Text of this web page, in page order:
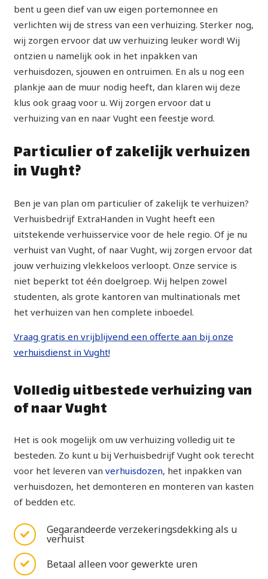
bent u geen dief van uw eigen portemonnee en
verlichten wij de stress van een verhuizing. Sterker nog,
wij zorgen ervoor dat uw verhuizing leuker word! Wij
ontzien u namelijk ook in het inpakken van
verhuisdozen, sjouwen en ontruimen. En als u nog een
plankje aan de muur nodig heeft, dan klaren wij deze
klus ook graag voor u. Wij zorgen ervoor dat u
verhuizing van en naar Vught een feestje word.
Particulier of zakelijk verhuizen
in Vught?
Ben je van plan om particulier of zakelijk te verhuizen?
Verhuisbedrijf ExtraHanden in Vught heeft een
uitstekende verhuisservice voor de hele regio. Of je nu
verhuist van Vught, of naar Vught, wij zorgen ervoor dat
jouw verhuizing vlekkeloos verloopt. Onze service is
niet beperkt tot één doelgroep. Wij helpen zowel
studenten, als grote kantoren van multinationals met
het verhuizen van hen complete inboedel.
Vraag gratis en vrijblijvend een offerte aan bij onze
verhuisdienst in Vught!
Volledig uitbestede verhuizing van
of naar Vught
Het is ook mogelijk om uw verhuizing volledig uit te
besteden. Zo kunt u bij Verhuisbedrijf Vught ook terecht
voor het leveren van verhuisdozen, het inpakken van
verhuisdozen, het demonteren en monteren van kasten
of bedden etc.
Gegarandeerde verzekeringsdekking als u
verhuist
Betaal alleen voor gewerkte uren